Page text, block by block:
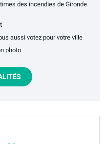
des incendies de Gironde
aussi votez pour votre ville
photo